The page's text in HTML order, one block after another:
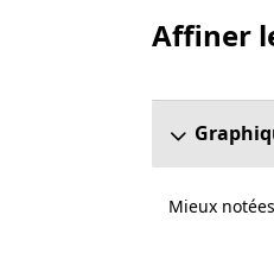
Affiner
Mieux notées